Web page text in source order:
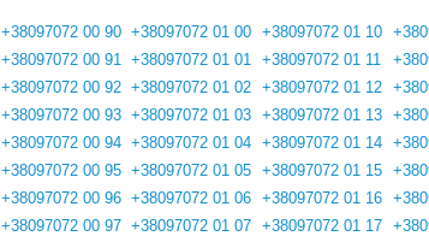
+38097072 00 90
+38097072 00 91
+38097072 00 92
+38097072 00 93
+38097072 00 94
+38097072 00 95
+38097072 00 96
+38097072 00 97
+38097072 01 00
+38097072 01 01
+38097072 01 02
+38097072 01 03
+38097072 01 04
+38097072 01 05
+38097072 01 06
+38097072 01 07
+38097072 01 10
+38097072 01 11
+38097072 01 12
+38097072 01 13
+38097072 01 14
+38097072 01 15
+38097072 01 16
+38097072 01 17